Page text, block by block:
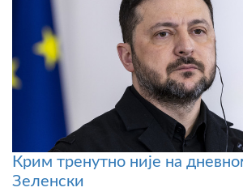
Крим тренутно није на
Зеленски